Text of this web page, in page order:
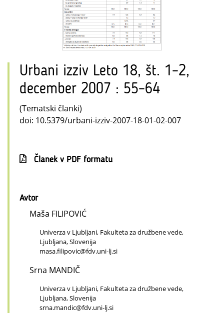
Urbani izziv Leto 18, št. 1–2,
december 2007 : 55–64
(Tematski članki)
doi: 10.5379/urbani-izziv-2007-18-01-02-007
Članek v PDF formatu
Avtor
Maša FILIPOVIĆ
Univerza v Ljubljani, Fakulteta za družbene vede,
Ljubljana, Slovenija
masa.filipovic@fdv.uni-lj.si
Srna MANDIČ
Univerza v Ljubljani, Fakulteta za družbene vede,
Ljubljana, Slovenija
srna.mandic@fdv.uni-lj.si